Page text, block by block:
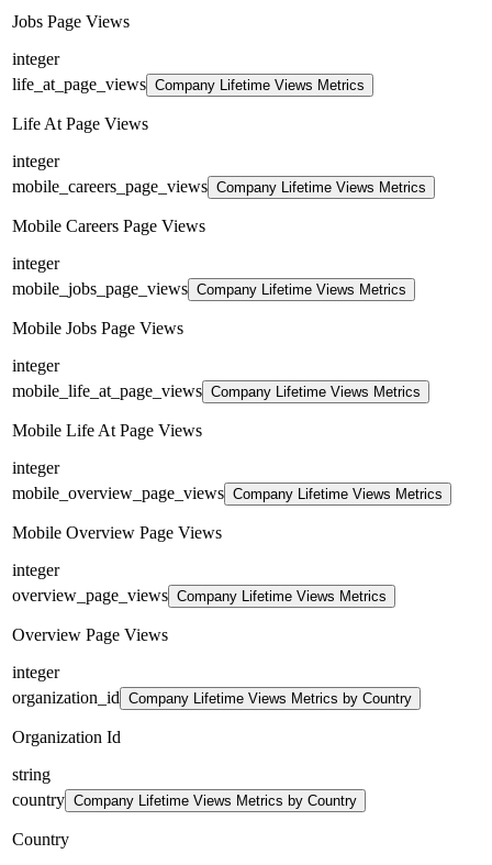
Jobs Page Views
integer
life_at_page_views Company Lifetime Views Metrics
Life At Page Views
integer
mobile_careers_page_views Company Lifetime Views Metrics
Mobile Careers Page Views
integer
mobile_jobs_page_views Company Lifetime Views Metrics
Mobile Jobs Page Views
integer
mobile_life_at_page_views Company Lifetime Views Metrics
Mobile Life At Page Views
integer
mobile_overview_page_views Company Lifetime Views Metrics
Mobile Overview Page Views
integer
overview_page_views Company Lifetime Views Metrics
Overview Page Views
integer
organization_id Company Lifetime Views Metrics by Country
Organization Id
string
country Company Lifetime Views Metrics by Country
Country